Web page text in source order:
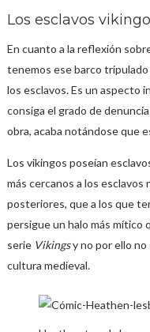
Los esclavos
En cuanto a la reflexión
tenemos ese barco
los esclavos. Es un aspecto
consiga el grado de
obra, acaba notándose que
Los vikingos poseían
más cercanos a los esclavos
posteriores, que a los que
persigue un halo más mítico
serie Vikingsy no por ello no
cultura medieval.